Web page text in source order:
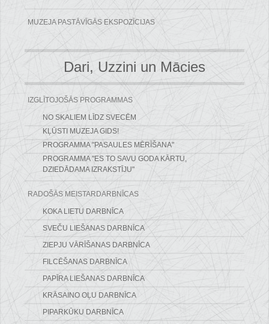
MUZEJA PASTĀVĪGĀS EKSPOZĪCIJAS
Dari, Uzzini un Mācies
IZGLĪTOJOŠĀS PROGRAMMAS
NO SKALIEM LĪDZ SVECĒM
KĻŪSTI MUZEJA GIDS!
PROGRAMMA "PASAULES MĒRĪŠANA"
PROGRAMMA "ES TO SAVU GODA KĀRTU,
DZIEDĀDAMA IZRAKSTĪJU"
RADOŠĀS MEISTARDARBNĪCAS
KOKA LIETU DARBNĪCA
SVEČU LIEŠANAS DARBNĪCA
ZIEPJU VĀRĪŠANAS DARBNĪCA
FILCĒŠANAS DARBNĪCA
PAPĪRA LIEŠANAS DARBNĪCA
KRĀSAINO OĻU DARBNĪCA
PIPARKŪKU DARBNĪCA